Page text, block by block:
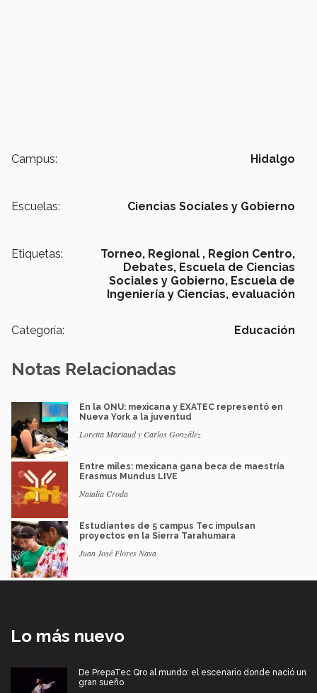
Campus: Hidalgo
Escuelas: Ciencias Sociales y Gobierno
Etiquetas: Torneo, Regional , Region Centro,
Debates, Escuela de Ciencias
Sociales y Gobierno, Escuela de
Ingeniería y Ciencias, evaluación
Categoría: Educación
Notas Relacionadas
En la ONU: mexicana y EXATEC representó en
Nueva York a la juventud
Loretta Mariaud y Carlos González
Entre miles: mexicana gana beca de maestría
Erasmus Mundus LIVE
Natalia Croda
Estudiantes de 5 campus Tec impulsan
proyectos en la Sierra Tarahumara
Juan José Flores Nava
Lo más nuevo
De PrepaTec Qro al mundo: el escenario donde nació un
gran sueño